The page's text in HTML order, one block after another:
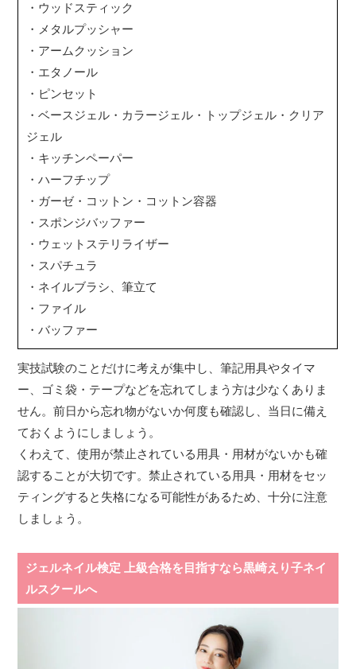
・ウッドスティック
・メタルプッシャー
・アームクッション
・エタノール
・ピンセット
・ベースジェル・カラージェル・トップジェル・クリア
ジェル
・キッチンペーパー
・ハーフチップ
・ガーゼ・コットン・コットン容器
・スポンジバッファー
・ウェットステリライザー
・スパチュラ
・ネイルブラシ、筆立て
・ファイル
・バッファー
実技試験のことだけに考えが集中し、筆記用具やタイマ
ー、ゴミ袋・テープなどを忘れてしまう方は少なくありま
せん。前日から忘れ物がないか何度も確認し、当日に備え
ておくようにしましょう。
くわえて、使用が禁止されている用具・用材がないかも確
認することが大切です。禁止されている用具・用材をセッ
ティングすると失格になる可能性があるため、十分に注意
しましょう。
ジェルネイル検定 上級合格を目指すなら黒崎えり子ネイ
ルスクールへ